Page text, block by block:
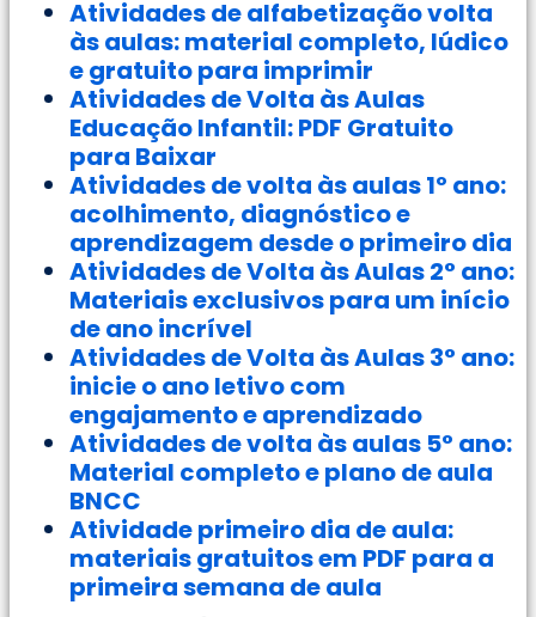
Atividades de alfabetização volta
às aulas: material completo, lúdico
e gratuito para imprimir
Atividades de Volta às Aulas
Educação Infantil: PDF Gratuito
para Baixar
Atividades de volta às aulas 1º ano:
acolhimento, diagnóstico e
aprendizagem desde o primeiro dia
Atividades de Volta às Aulas 2° ano:
Materiais exclusivos para um início
de ano incrível
Atividades de Volta às Aulas 3° ano:
inicie o ano letivo com
engajamento e aprendizado
Atividades de volta às aulas 5° ano:
Material completo e plano de aula
BNCC
Atividade primeiro dia de aula:
materiais gratuitos em PDF para a
primeira semana de aula